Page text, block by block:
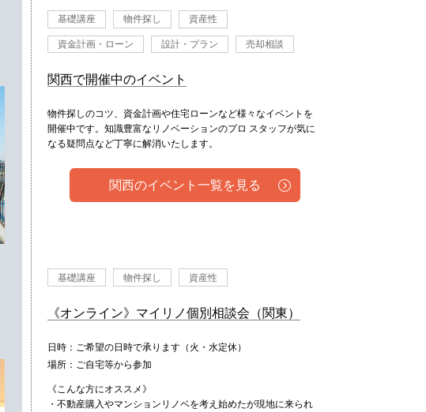
基礎講座 物件探し 資産性
資金計画・ローン 設計・プラン 売却相談
関西で開催中のイベント
物件探しのコツ、資金計画や住宅ローンなど様々なイベントを
開催中です。知識豊富なリノベーションのプロ スタッフが気に
なる疑問点など丁寧に解消いたします。
関西のイベント一覧を見る
基礎講座 物件探し 資産性
《オンライン》マイリノ個別相談会（関東）
日時：ご希望の日時で承ります（火・水定休）
場所：ご自宅等から参加
《こんな方にオススメ》
・不動産購入やマンションリノベを考え始めたが現地に来られ